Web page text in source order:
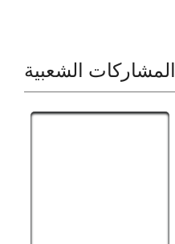
المشاركات الشعبية